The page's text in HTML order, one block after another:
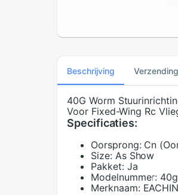
Beschrijving Verzending
40G Worm
Voor Fixed-Wing Rc
Specificaties:
Oorsprong: Cn
Size: As Show
Pakket: Ja
Modelnummer:
Merknaam: